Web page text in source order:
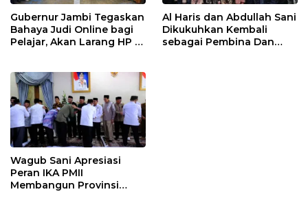
Gubernur Jambi Tegaskan
Bahaya Judi Online bagi
Pelajar, Akan Larang HP di
Al Haris dan Abdullah Sani
Dikukuhkan Kembali
sebagai Pembina Dan
Wagub Sani Apresiasi
Peran IKA PMII
Membangun Provinsi